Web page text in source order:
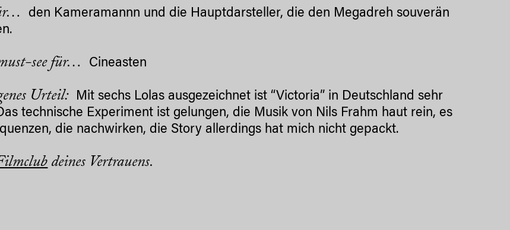
den Kameramannn und die Hauptdarsteller, die den Megadreh souverän
see für… Cineasten
Urteil: Mit sechs Lolas ausgezeichnet ist “Victoria” in Deutschland sehr
technische Experiment ist gelungen, die Musik von Nils Frahm haut rein, es
die nachwirken, die Story allerdings hat mich nicht gepackt.
deines Vertrauens.